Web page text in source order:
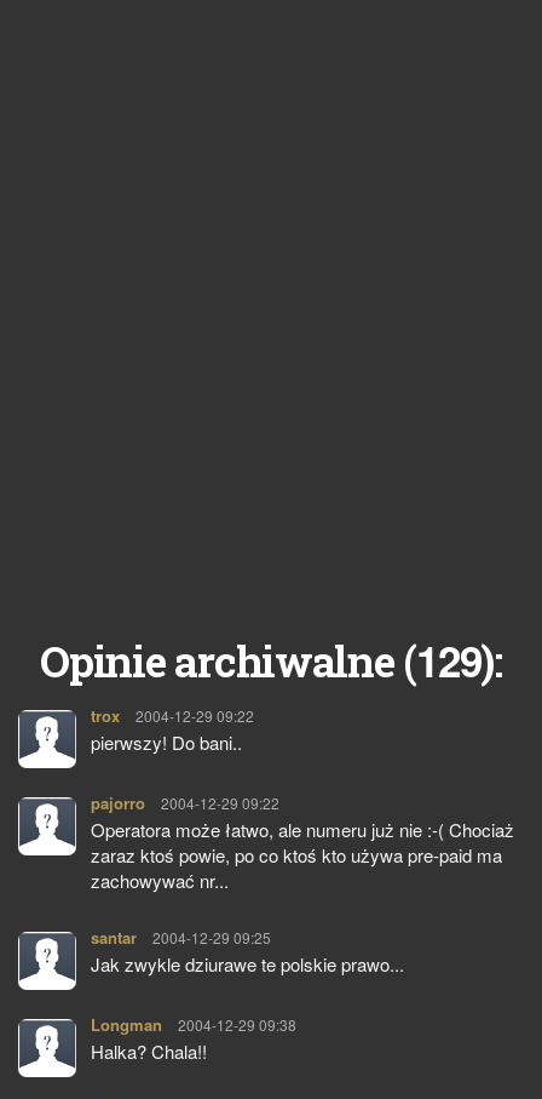
Opinie archiwalne (129):
trox pisze:
2004-12-29 09:22
pierwszy! Do bani..
pajorro pisze:
2004-12-29 09:22
Operatora może łatwo, ale numeru już nie :-( Chociaż
zaraz ktoś powie, po co ktoś kto używa pre-paid ma
zachowywać nr...
santar pisze:
2004-12-29 09:25
Jak zwykle dziurawe te polskie prawo...
Longman pisze:
2004-12-29 09:38
Halka? Chala!!